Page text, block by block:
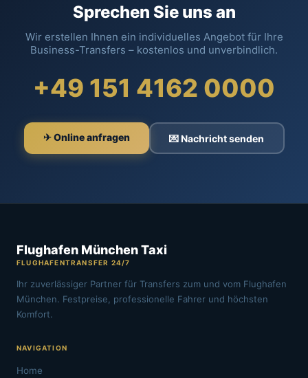
Sprechen Sie uns an
Wir erstellen Ihnen ein individuelles Angebot für Ihre
Business-Transfers – kostenlos und unverbindlich.
+49 151 4162 0000
✈ Online anfragen 💌 Nachricht senden
Flughafen München Taxi
FLUGHAFENTRANSFER 24/7
Ihr zuverlässiger Partner für Transfers zum und vom Flughafen
München. Festpreise, professionelle Fahrer und höchsten
Komfort.
NAVIGATION
Home